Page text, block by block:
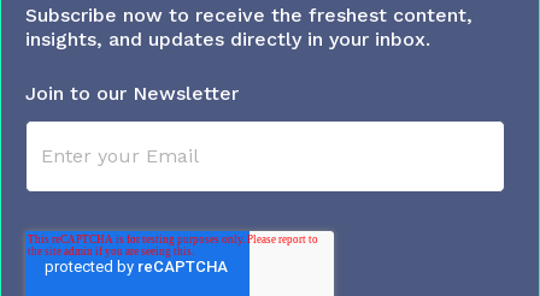
Subscribe now to receive the freshest content,
insights, and updates directly in your inbox.
Join to our Newsletter